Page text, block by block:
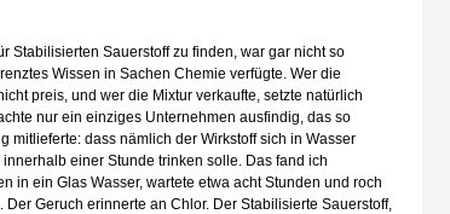
Stabilisierten Sauerstoff zu finden, war gar nicht so
Wissen in Sachen Chemie verfügte. Wer die
preis, und wer die Mixtur verkaufte, setzte natürlich
nur ein einziges Unternehmen ausfindig, das so
mitlieferte: dass nämlich der Wirkstoff sich in Wasser
einer Stunde trinken solle. Das fand ich
in ein Glas Wasser, wartete etwa acht Stunden und roch
Geruch erinnerte an Chlor. Der Stabilisierte Sauerstoff,